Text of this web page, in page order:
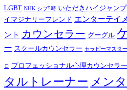
LGBT NHK シブ5時 いただきハイジャンプ
イマジナリーフレンド エンターテイ
ント カウンセラー グーグル
ー スクールカウンセラー セラピーマスター
ロ プロフェッショナル心理カウンセラー
タルトレーナー メン